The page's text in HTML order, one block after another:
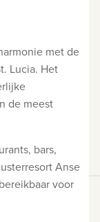
met de
Lucia. Het
de meest
bars,
Anse
voor